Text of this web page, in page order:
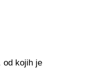
od kojih je